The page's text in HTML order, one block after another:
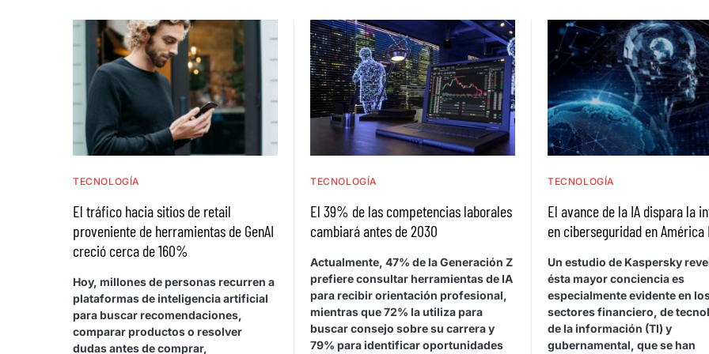
TECNOLOGÍA
El tráfico hacia sitios de retail
proveniente de herramientas de GenAI
creció cerca de 160%
Hoy, millones de personas recurren a
plataformas de inteligencia artificial
para buscar recomendaciones,
comparar productos o resolver
dudas antes de comprar,
TECNOLOGÍA
El 39% de las competencias laborales
cambiará antes de 2030
Actualmente, 47% de la Generación Z
prefiere consultar herramientas de IA
para recibir orientación profesional,
mientras que 72% la utiliza para
buscar consejo sobre su carrera y
79% para identificar oportunidades
TECNOLOGÍA
El avance de la IA dispara la
en ciberseguridad en América
Un estudio de Kaspersky
ésta mayor conciencia es
especialmente evidente en
sectores financiero, de
de la información (TI) y
gubernamental, que se han